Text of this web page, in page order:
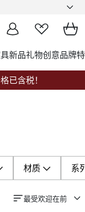
新品礼物创意品牌
已含税！
材质 系
最受欢迎在前